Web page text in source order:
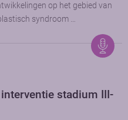
op het gebied van
syndroom …
stadium III-